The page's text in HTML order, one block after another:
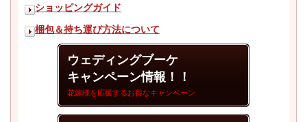
ショッピングガイド
梱包＆持ち運び方法について
ウェディングブーケ
キャンペーン情報！！
花嫁様を応援するお得なキャンペーン